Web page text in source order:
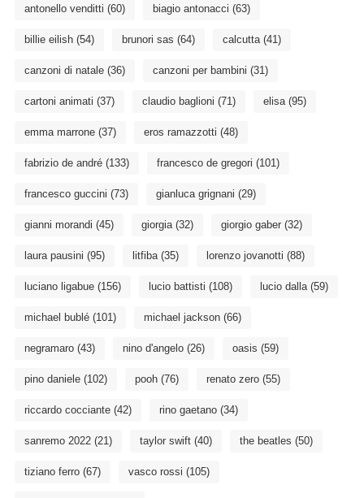
antonello venditti (60) biagio antonacci (63)
billie eilish(54) brunori sas (64) calcutta(41)
canzoni di natale(36) canzoni per bambini (31)
cartoni animati (37) claudio baglioni (71) elisa(95)
emma marrone(37) eros ramazzotti (48)
fabrizio de andré(133) francesco de gregori (101)
francesco guccini (73) gianluca grignani (29)
gianni morandi (45) giorgia(32) giorgio gaber(32)
laura pausini (95) litfiba(35) lorenzo jovanotti (88)
luciano ligabue(156) lucio battisti (108) lucio dalla(59)
michael bublé(101) michael jackson(66)
negramaro(43) nino d'angelo(26) oasis (59)
pino daniele(102) pooh(76) renato zero(55)
riccardo cocciante(42) rino gaetano(34)
sanremo 2022(21) taylor swift(40) the beatles (50)
tiziano ferro(67) vasco rossi (105)